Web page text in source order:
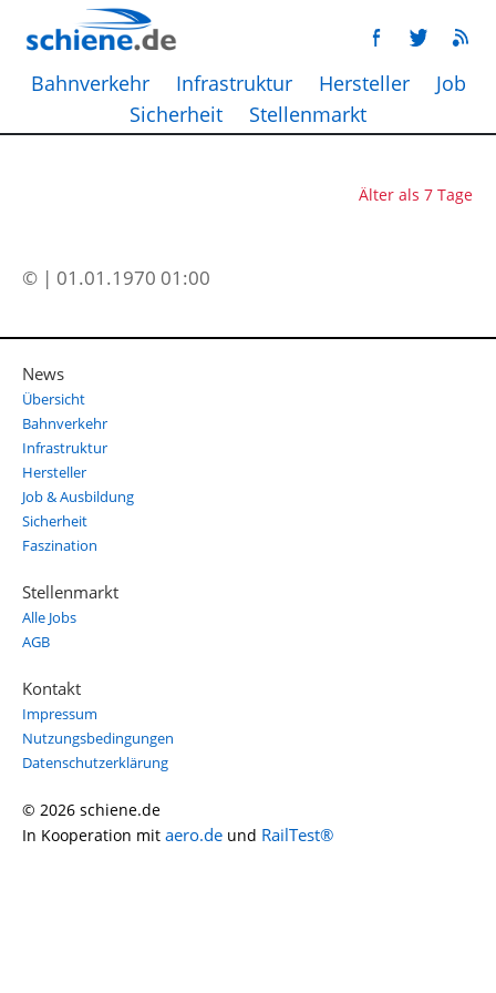
Bahnverkehr Infrastruktur Hersteller
Job
Sicherheit
Stellenmarkt
Älter als 7 Tage
© | 01.01.1970 01:00
News
Übersicht
Bahnverkehr
Infrastruktur
Hersteller
Job & Ausbildung
Sicherheit
Faszination
Stellenmarkt
Alle Jobs
AGB
Kontakt
Impressum
Nutzungsbedingungen
Datenschutzerklärung
© 2026 schiene.de
In Kooperation mit aero.de und RailTest®